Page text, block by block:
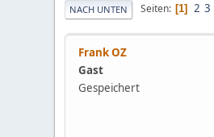
NACH UNTEN Seiten 1 2 3
Frank OZ
Gast
Gespeichert